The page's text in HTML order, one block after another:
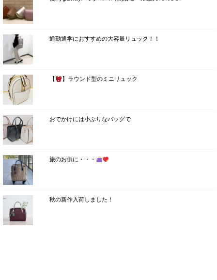
通勤通学におすすめの大容量リュック！！
【 】ラウンド型のミニリュック
おでかけには小ぶりなバッグで
旅のお供に・・・
秋の新作入荷しました！